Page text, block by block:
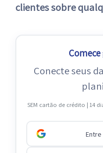
clientes sobre
Conecte seus
SEM cartão de crédito | 14